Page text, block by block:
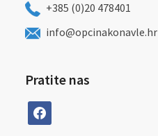
+385 (0)20 478401
info@opcinakonavle.hr
Pratite nas
facebook